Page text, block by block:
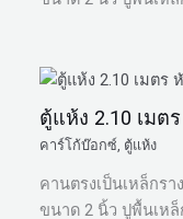
ตู้แห้ง 2.10 เมต
คาร์โก้บ๊อกซ์ ตู้แห้ง
คานตรงเป็นเหล็กร
ขนาด 2 นิ้ว ปูพื้นเห